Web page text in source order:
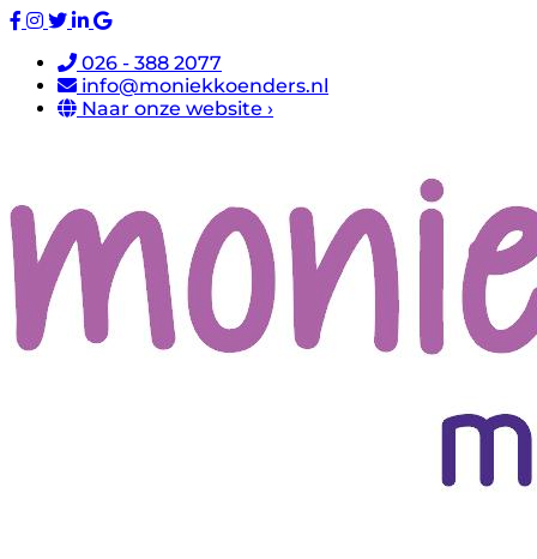
026 - 388 2077
info@moniekkoenders.nl
Naar onze website ›